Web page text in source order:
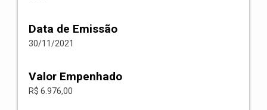
Data de Emissão
30/11/2021
Valor Empenhado
R$ 6.976,00